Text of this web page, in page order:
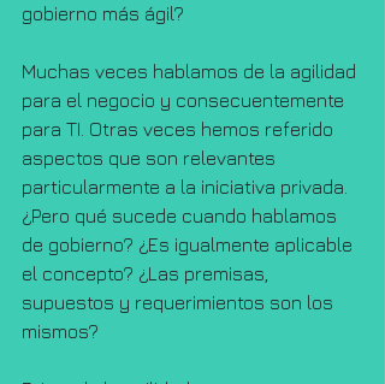
gobierno más ágil?
Muchas veces hablamos de la agilidad
para el negocio y consecuentemente
para TI. Otras veces hemos referido
aspectos que son relevantes
particularmente a la iniciativa privada.
¿Pero qué sucede cuando hablamos
de gobierno? ¿Es igualmente aplicable
el concepto? ¿Las premisas,
supuestos y requerimientos son los
mismos?